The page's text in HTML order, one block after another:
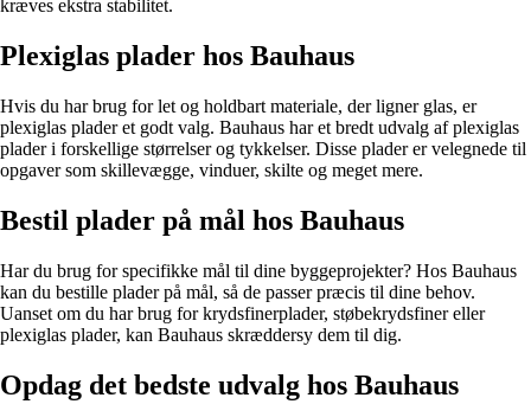
kræves ekstra stabilitet.
Plexiglas plader hos Bauhaus
Hvis du har brug for let og holdbart materiale, der ligner glas, er
plexiglas plader et godt valg. Bauhaus har et bredt udvalg af plexiglas
plader i forskellige størrelser og tykkelser. Disse plader er velegnede til
opgaver som skillevægge, vinduer, skilte og meget mere.
Bestil plader på mål hos Bauhaus
Har du brug for specifikke mål til dine byggeprojekter? Hos Bauhaus
kan du bestille plader på mål, så de passer præcis til dine behov.
Uanset om du har brug for krydsfinerplader, støbekrydsfiner eller
plexiglas plader, kan Bauhaus skræddersy dem til dig.
Opdag det bedste udvalg hos Bauhaus